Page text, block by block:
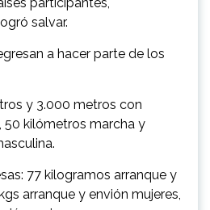
salvar.
a hacer parte de los
y 3.000 metros con
kilómetros marcha y
77 kilogramos arranque y
arranque y envión mujeres,